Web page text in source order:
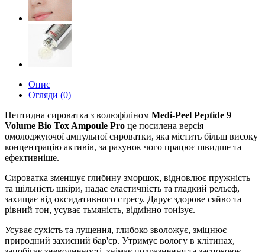
Опис
Огляди (0)
Пептидна сироватка з волюфіліном Medi-Peel Peptide 9
Volume Bio Tox Ampoule Pro це посилена версія
омолоджуючої ампульної сироватки, яка містить більш високу
концентрацію активів, за рахунок чого працює швидше та
ефективніше.
Сироватка зменшує глибину зморшок, відновлює пружність
та щільність шкіри, надає еластичність та гладкий рельєф,
захищає від оксидативного стресу. Дарує здорове сяйво та
рівний тон, усуває тьмяність, відмінно тонізує.
Усуває сухість та лущення, глибоко зволожує, зміцнює
природний захисний бар'єр. Утримує вологу в клітинах,